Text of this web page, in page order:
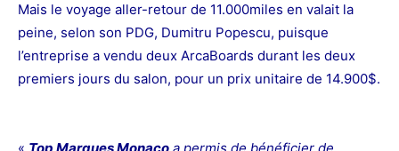
Mais le voyage aller-retour de 11.000miles en valait la
peine, selon son PDG, Dumitru Popescu, puisque
l’entreprise a vendu deux ArcaBoards durant les deux
premiers jours du salon, pour un prix unitaire de 14.900$.